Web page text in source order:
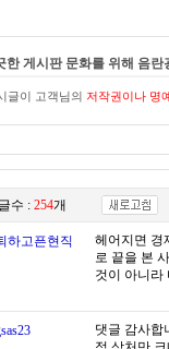
한 게시판 문화를 위해 음
글이 고객님의 저작권이나 명